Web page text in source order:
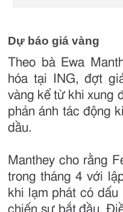
Dự báo giá vàng
Theo bà Ewa
hóa tại ING, đợt
vàng kể từ khi xung
phản ánh tác động
dầu.
Manthey cho rằng
trong tháng 4 với
khi lạm phát có
chiến sự bắt đầu.